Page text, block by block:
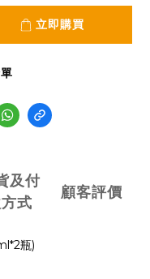
立即購買
及付
式
顧客評價
瓶)